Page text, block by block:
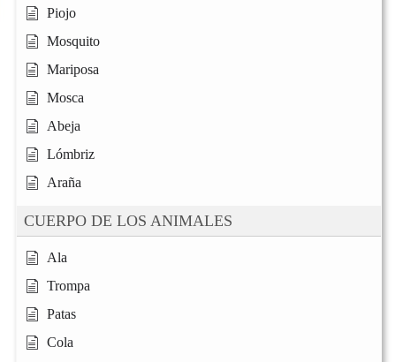
Piojo
Mosquito
Mariposa
Mosca
Abeja
Lómbriz
Araña
CUERPO DE LOS ANIMALES
Ala
Trompa
Patas
Cola